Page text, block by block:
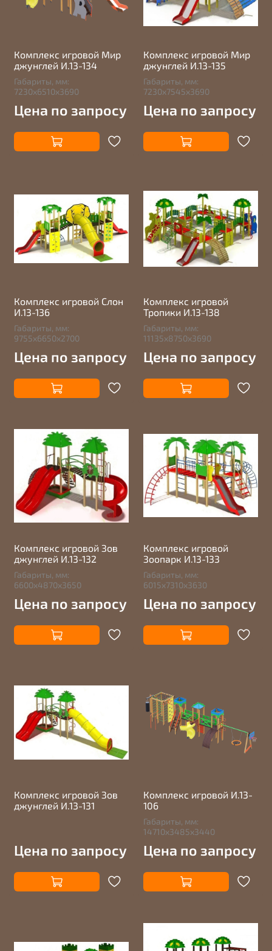
Комплекс игровой Мир
джунглей И.13-134
Габариты, мм:
7230х6510х3690
Цена по запросу
Комплекс игровой Мир
джунглей И.13-135
Габариты, мм:
7230х7545х3690
Цена по запросу
Комплекс игровой Слон
И.13-136
Габариты, мм:
9755х6650х2700
Цена по запросу
Комплекс игровой
Тропики И.13-138
Габариты, мм:
11135х8750х3690
Цена по запросу
Комплекс игровой Зов
джунглей И.13-132
Габариты, мм:
6600х4870х3650
Цена по запросу
Комплекс игровой
Зоопарк И.13-133
Габариты, мм:
6015х7310х3630
Цена по запросу
Комплекс игровой Зов
джунглей И.13-131
Цена по запросу
Комплекс игровой И.13-
106
Габариты, мм:
14710х3485х3440
Цена по запросу